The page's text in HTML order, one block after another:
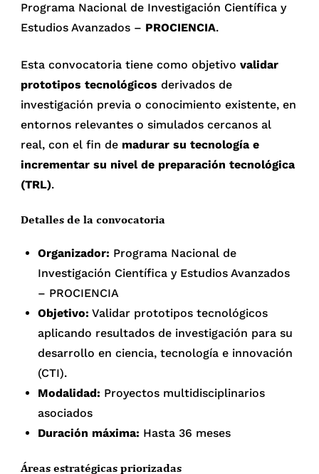
Programa Nacional de Investigación Científica y
Estudios Avanzados – PROCIENCIA.
Esta convocatoria tiene como objetivovalidar
prototipos tecnológicos derivados de
investigación previa o conocimiento existente, en
entornos relevantes o simulados cercanos al
real, con el fin de madurar su tecnología e
incrementar su nivel de preparación tecnológica
(TRL).
Detalles de la convocatoria
Organizador: Programa Nacional de
Investigación Científica y Estudios Avanzados
– PROCIENCIA
Objetivo: Validar prototipos tecnológicos
aplicando resultados de investigación para su
desarrollo en ciencia, tecnología e innovación
(CTI).
Modalidad: Proyectos multidisciplinarios
asociados
Duración máxima: Hasta 36 meses
Áreas estratégicas priorizadas